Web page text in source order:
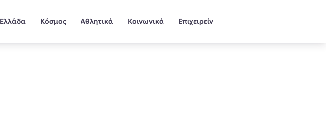
Ελλάδα Κόσμος Αθλητικά Κοινωνικά Επιχειρείν